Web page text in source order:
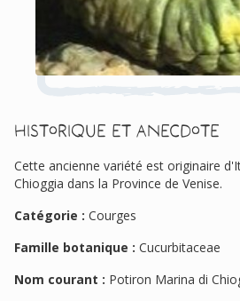
Historique et anecdote
Cette ancienne variété est originaire
Chioggia dans la Province de Venise.
Catégorie : Courges
Famille botanique : Cucurbitaceae
Nom courant : Potiron Marina di